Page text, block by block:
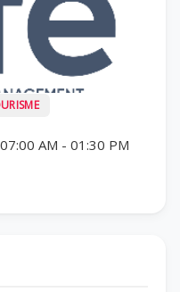
AM - 01:30 PM